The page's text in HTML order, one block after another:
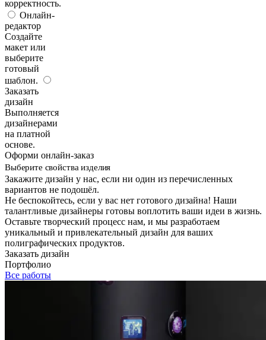
корректность.
Онлайн-
редактор
Создайте
макет или
выберите
готовый
шаблон.
Заказать
дизайн
Выполняется
дизайнерами
на платной
основе.
Оформи онлайн-заказ
Выберите свойства изделия
Закажите дизайн у нас, если ни один из перечисленных
вариантов не подошёл.
Не беспокойтесь, если у вас нет готового дизайна! Наши
талантливые дизайнеры готовы воплотить ваши идеи в жизнь.
Оставьте творческий процесс нам, и мы разработаем
уникальный и привлекательный дизайн для ваших
полиграфических продуктов.
Заказать дизайн
Портфолио
Все работы